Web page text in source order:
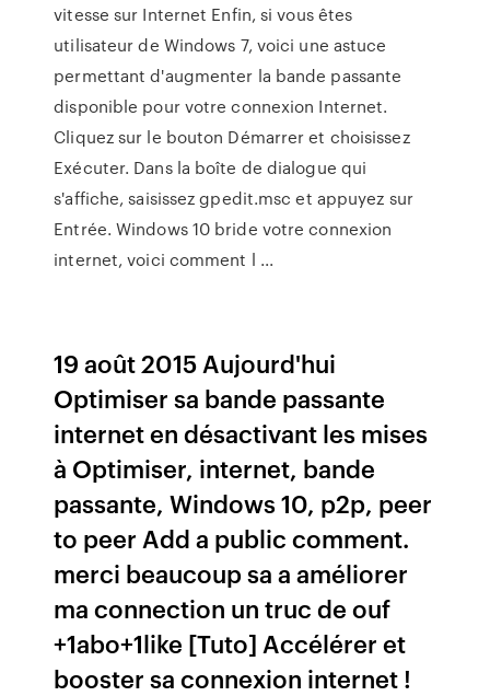
vitesse sur Internet Enfin, si vous êtes
utilisateur de Windows 7, voici une astuce
permettant d'augmenter la bande passante
disponible pour votre connexion Internet.
Cliquez sur le bouton Démarrer et choisissez
Exécuter. Dans la boîte de dialogue qui
s'affiche, saisissez gpedit.msc et appuyez sur
Entrée. Windows 10 bride votre connexion
internet, voici comment l ...
19 août 2015 Aujourd'hui
Optimiser sa bande passante
internet en désactivant les mises
à Optimiser, internet, bande
passante, Windows 10, p2p, peer
to peer Add a public comment.
merci beaucoup sa a améliorer
ma connection un truc de ouf
+1abo+1like [Tuto] Accélérer et
booster sa connexion internet !